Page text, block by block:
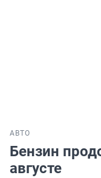
АВТО
Бензин
августе